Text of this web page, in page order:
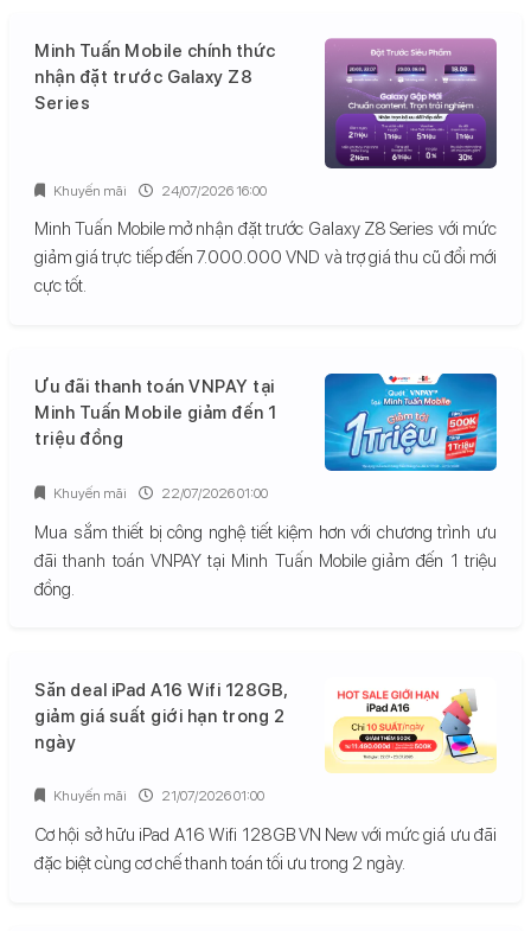
Minh Tuấn Mobile chính thức
nhận đặt trước Galaxy Z8
Series
Minh Tuấn Mobile mở nhận đặt trước Galaxy Z8 Series với mức
giảm giá trực tiếp đến 7.000.000 VND và trợ giá thu cũ đổi mới
cực tốt.
Khuyến mãi 24/07/2026 16:00
Ưu đãi thanh toán VNPAY tại
Minh Tuấn Mobile giảm đến 1
triệu đồng
Mua sắm thiết bị công nghệ tiết kiệm hơn với chương trình ưu
đãi thanh toán VNPAY tại Minh Tuấn Mobile giảm đến 1 triệu
đồng.
Khuyến mãi 22/07/2026 01:00
Săn deal iPad A16 Wifi 128GB,
giảm giá suất giới hạn trong 2
ngày
Cơ hội sở hữu iPad A16 Wifi 128GB VN New với mức giá ưu đãi
đặc biệt cùng cơ chế thanh toán tối ưu trong 2 ngày.
Khuyến mãi 21/07/2026 01:00